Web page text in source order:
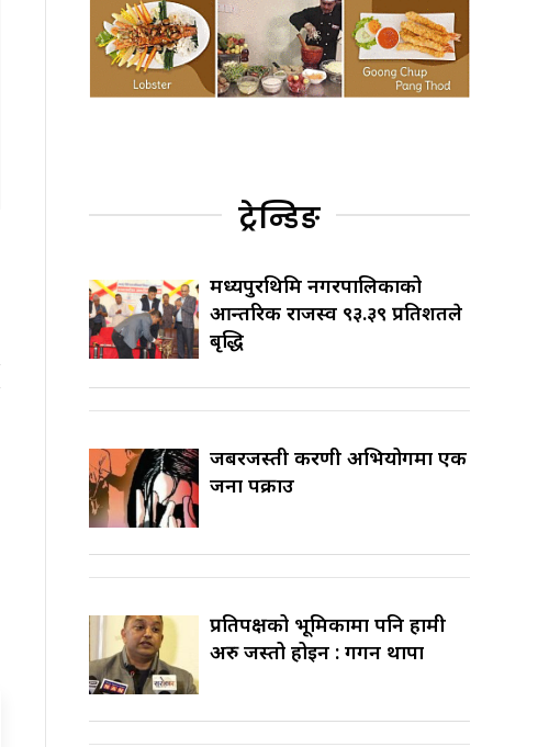
ट्रेन्डिङ
मध्यपुरथिमि नगरपालिकाको
आन्तरिक राजस्व ९३.३९ प्रतिशतले
बृद्धि
जबरजस्ती करणी अभियोगमा एक
जना पक्राउ
प्रतिपक्षको भूमिकामा पनि हामी
अरु जस्तो होइन : गगन थापा